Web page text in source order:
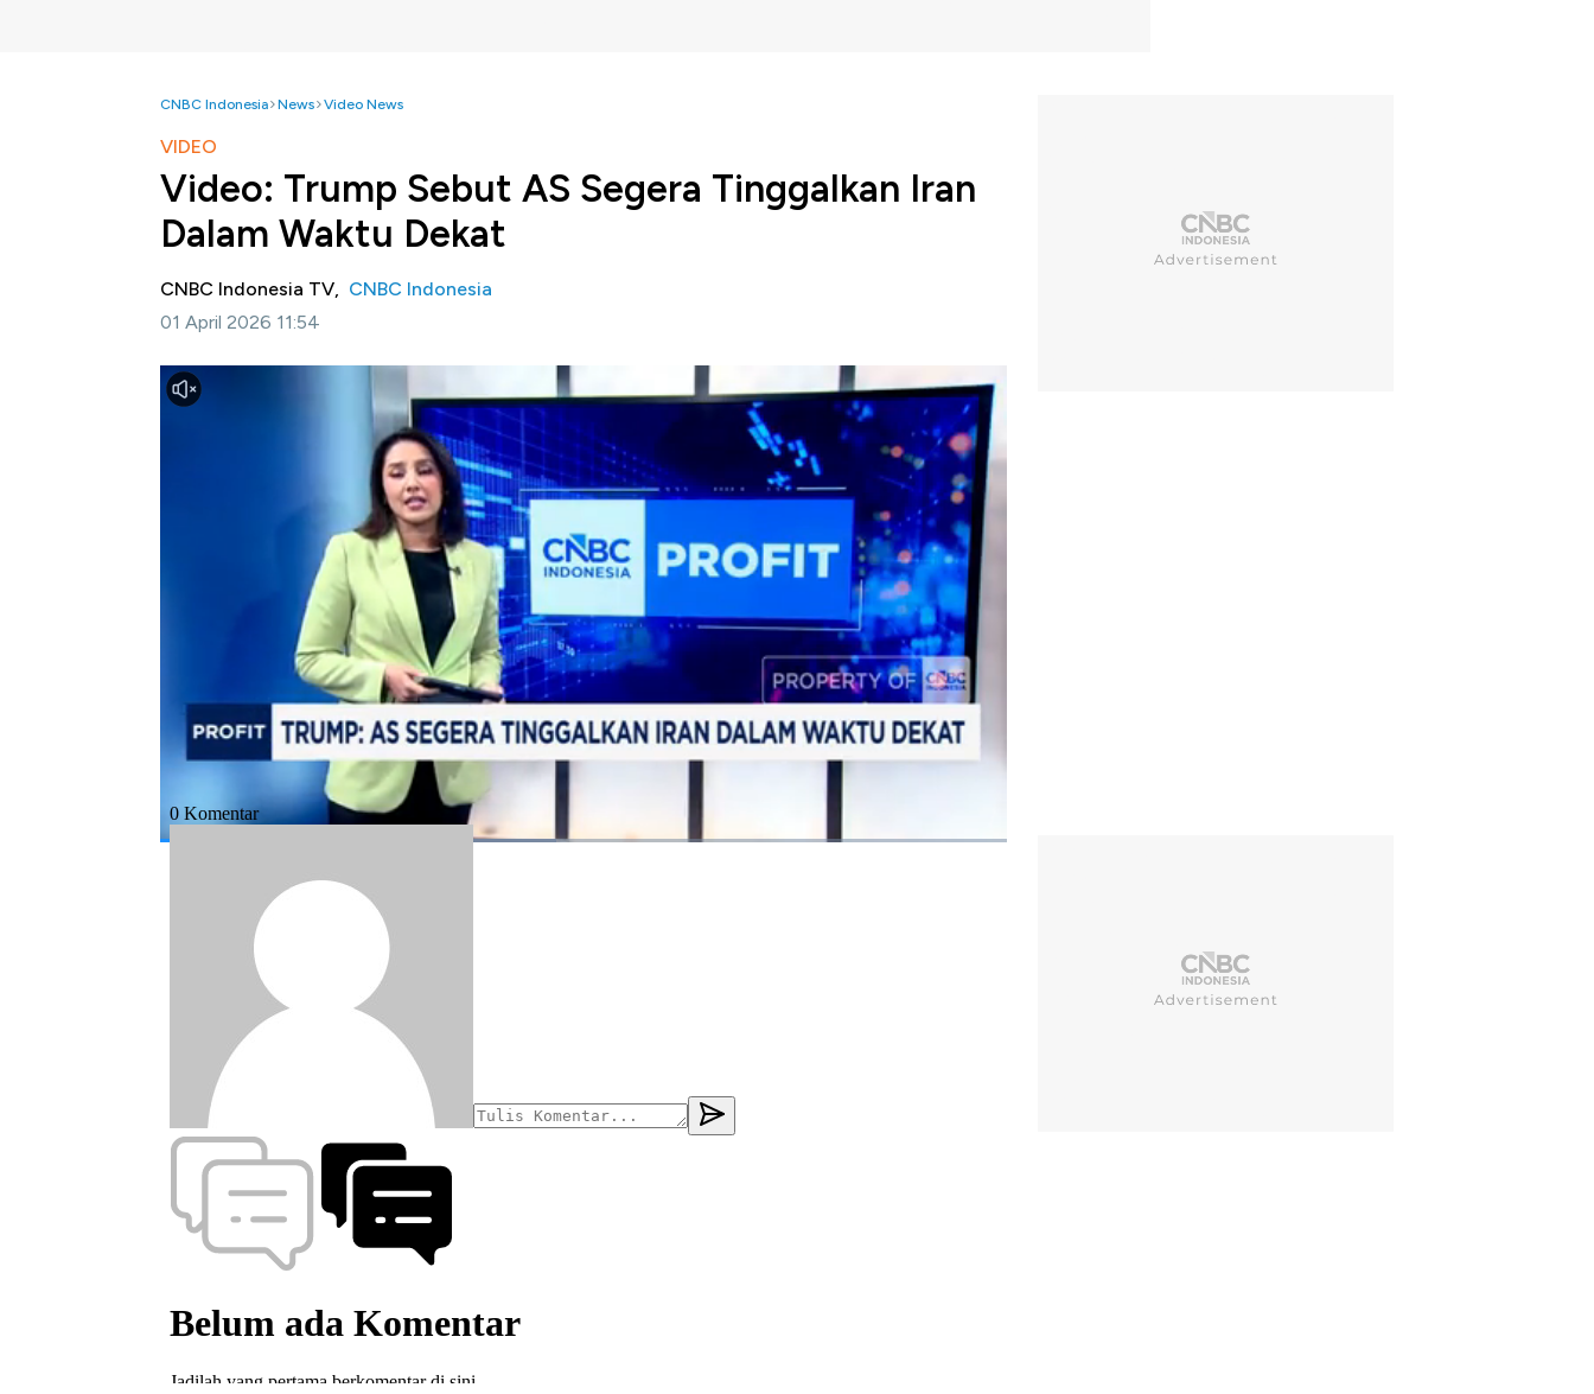
CNBC Indonesia News Video News
VIDEO
Video: Trump Sebut AS Segera Tinggalkan Iran
Dalam Waktu Dekat
CNBC Indonesia TV, CNBC Indonesia
01 April 2026 11:54
Jakarta, CNBC Indonesia-
Presiden Amerika Serikat Donald Trump menyatakan operasi militer
terhadap Iran bisa dihentikan dalam waktu dekat. Trump menyebut penarikan dapat terjadi dalam dua
hingga tiga minggu ke depan.
Simak informasi selengkapnya dalam program Profit di CNBC Indonesia (Rabu, 01/04/2026) berikut
#perang as iran #donald trump